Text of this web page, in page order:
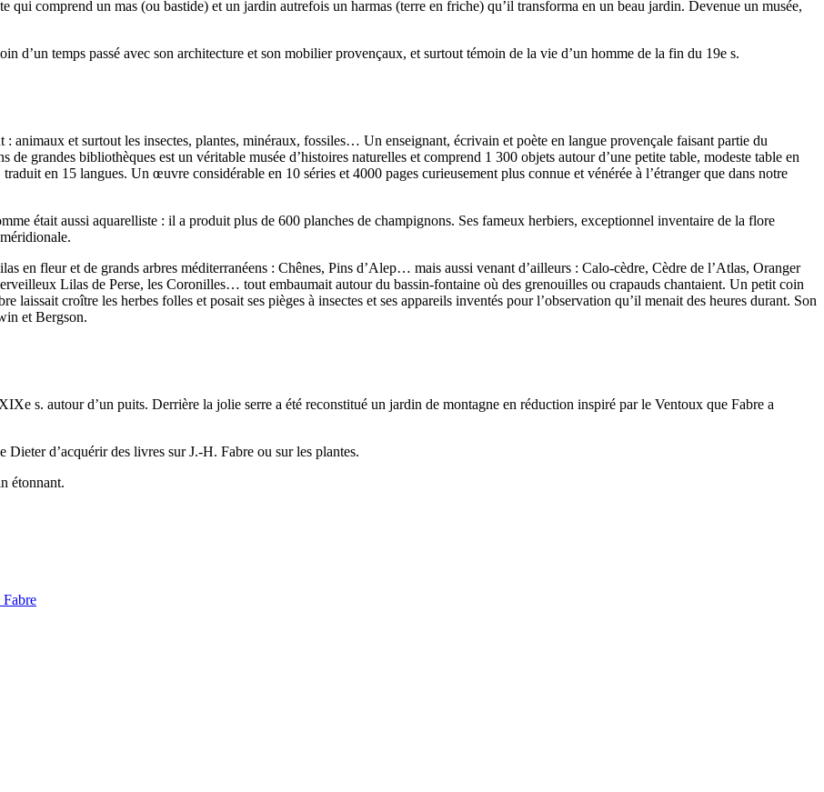
qui comprend un mas (ou bastide) et un jardin autrefois un harmas (terre en friche) qu’il transforma en un beau jardin. Devenue un musée,
d’un temps passé avec son architecture et son mobilier provençaux, et surtout témoin de la vie d’un homme de la fin du 19e s.
: animaux et surtout les insectes, plantes, minéraux, fossiles… Un enseignant, écrivain et poète en langue provençale faisant partie du
grandes bibliothèques est un véritable musée d’histoires naturelles et comprend 1 300 objets autour d’une petite table, modeste table en
traduit en 15 langues. Un œuvre considérable en 10 séries et 4000 pages curieusement plus connue et vénérée à l’étranger que dans notre
était aussi aquarelliste : il a produit plus de 600 planches de champignons. Ses fameux herbiers, exceptionnel inventaire de la flore
en fleur et de grands arbres méditerranéens : Chênes, Pins d’Alep… mais aussi venant d’ailleurs : Calo-cèdre, Cèdre de l’Atlas, Oranger
Lilas de Perse, les Coronilles… tout embaumait autour du bassin-fontaine où des grenouilles ou crapauds chantaient. Un petit coin
laissait croître les herbes folles et posait ses pièges à insectes et ses appareils inventés pour l’observation qu’il menait des heures durant. Son
et Bergson.
s. autour d’un puits. Derrière la jolie serre a été reconstitué un jardin de montagne en réduction inspiré par le Ventoux que Fabre a
d’acquérir des livres sur J.-H. Fabre ou sur les plantes.
étonnant.
Fabre